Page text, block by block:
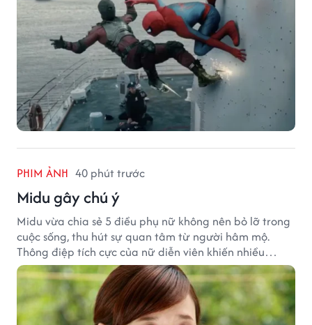
PHIM ẢNH 40 phút trước
Midu gây chú ý
Midu vừa chia sẻ 5 điều phụ nữ không nên bỏ lỡ trong
cuộc sống, thu hút sự quan tâm từ người hâm mộ.
Thông điệp tích cực của nữ diễn viên khiến nhiều
người đồng cảm khi nhìn lại hành trình sự nghiệp và
hạnh phúc hiện tại của cô.